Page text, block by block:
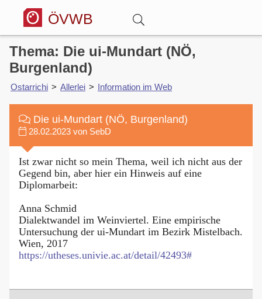
ÖVWB
Anmelden
Wörterbuch
Hitparade
Forum
Thema: Die ui-Mundart (NÖ,
Burgenland)
Ostarrichi > Allerlei > Information im Web
Die ui-Mundart (NÖ, Burgenland)
28.02.2023 von SebD
Ist zwar nicht so mein Thema, weil ich nicht aus der
Gegend bin, aber hier ein Hinweis auf eine
Diplomarbeit:
Anna Schmid
Dialektwandel im Weinviertel. Eine empirische
Untersuchung der ui-Mundart im Bezirk Mistelbach.
Wien, 2017
https://utheses.univie.ac.at/detail/42493#